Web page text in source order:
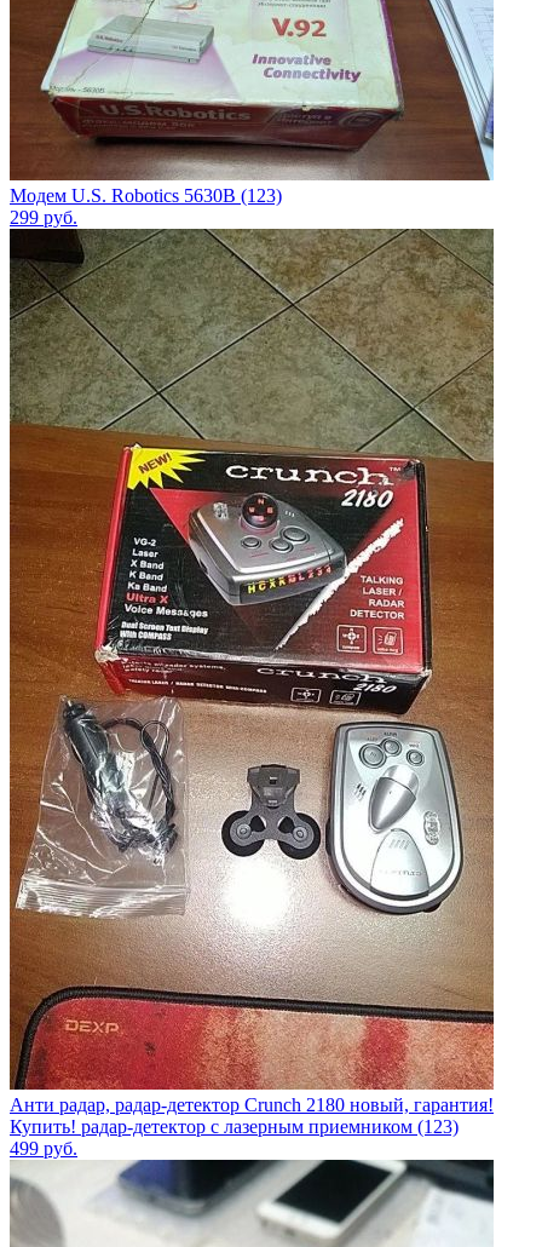
Модем U.S. Robotics 5630B (123)
299 руб.
Анти радар, радар-детектор Crunch 2180 новый, гарантия!
Купить! радар-детектор с лазерным приемником (123)
499 руб.